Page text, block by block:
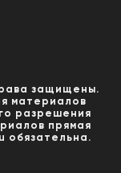
защищены.
материалов
разрешения
прямая
обязательна.